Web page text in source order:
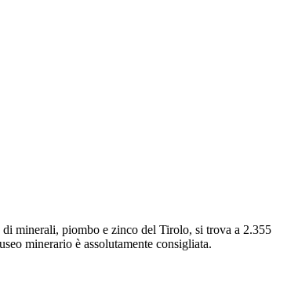
minerali, piombo e zinco del Tirolo, si trova a 2.355
minerario è assolutamente consigliata.